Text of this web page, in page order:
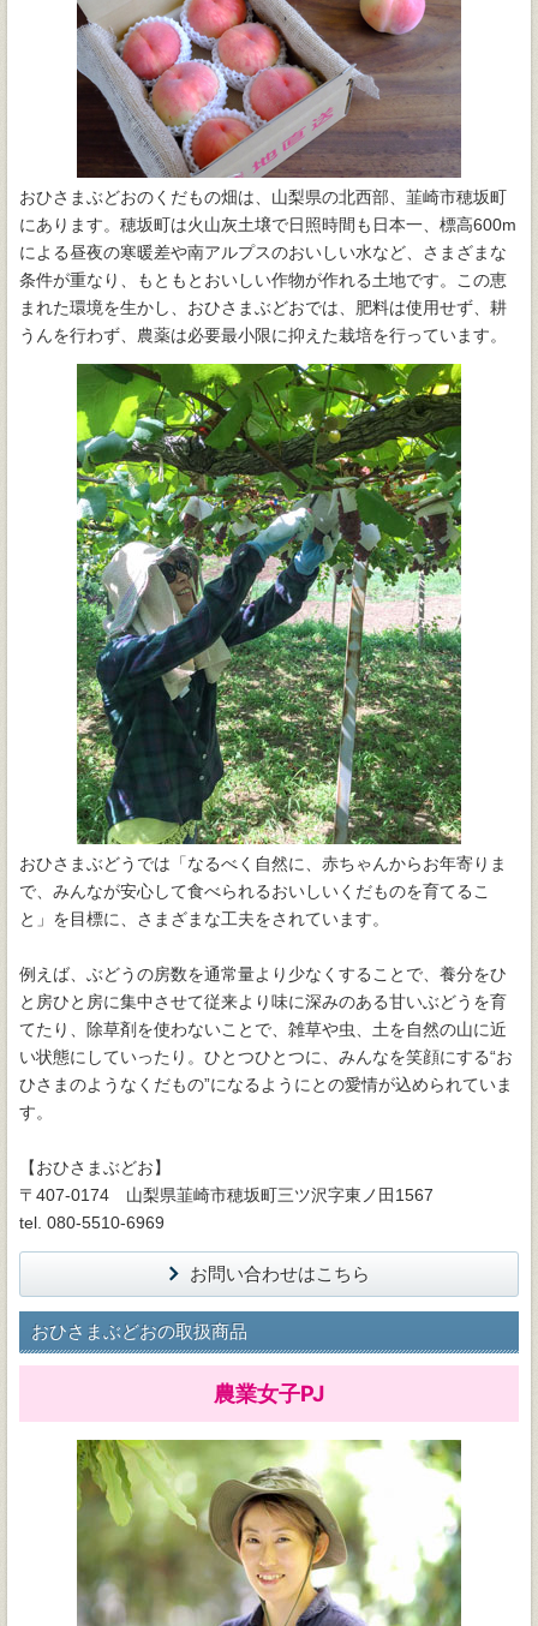
おひさまぶどおのくだもの畑は、山梨県の北西部、韮崎市穂坂町
にあります。穂坂町は火山灰土壌で日照時間も日本一、標高600m
による昼夜の寒暖差や南アルプスのおいしい水など、さまざまな
条件が重なり、もともとおいしい作物が作れる土地です。この恵
まれた環境を生かし、おひさまぶどおでは、肥料は使用せず、耕
うんを行わず、農薬は必要最小限に抑えた栽培を行っています。
おひさまぶどうでは「なるべく自然に、赤ちゃんからお年寄りま
で、みんなが安心して食べられるおいしいくだものを育てるこ
と」を目標に、さまざまな工夫をされています。
例えば、ぶどうの房数を通常量より少なくすることで、養分をひ
と房ひと房に集中させて従来より味に深みのある甘いぶどうを育
てたり、除草剤を使わないことで、雑草や虫、土を自然の山に近
い状態にしていったり。ひとつひとつに、みんなを笑顔にする“お
ひさまのようなくだもの”になるようにとの愛情が込められていま
す。
【おひさまぶどお】
〒407-0174 山梨県韮崎市穂坂町三ツ沢字東ノ田1567
tel. 080-5510-6969
お問い合わせはこちら
おひさまぶどおの取扱商品
農業女子PJ